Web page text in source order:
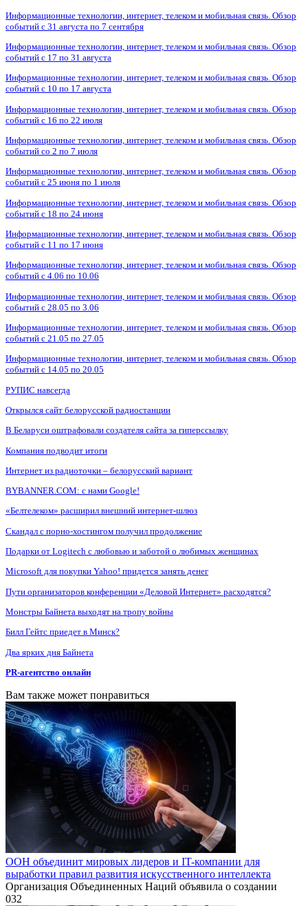
Информационные технологии, интернет, телеком и мобильная связь. Обзор
событий с 31 августа по 7 сентября
Информационные технологии, интернет, телеком и мобильная связь. Обзор
событий с 17 по 31 августа
Информационные технологии, интернет, телеком и мобильная связь. Обзор
событий с 10 по 17 августа
Информационные технологии, интернет, телеком и мобильная связь. Обзор
событий с 16 по 22 июля
Информационные технологии, интернет, телеком и мобильная связь. Обзор
событий со 2 по 7 июля
Информационные технологии, интернет, телеком и мобильная связь. Обзор
событий с 25 июня по 1 июля
Информационные технологии, интернет, телеком и мобильная связь. Обзор
событий с 18 по 24 июня
Информационные технологии, интернет, телеком и мобильная связь. Обзор
событий с 11 по 17 июня
Информационные технологии, интернет, телеком и мобильная связь. Обзор
событий с 4.06 по 10.06
Информационные технологии, интернет, телеком и мобильная связь. Обзор
событий с 28.05 по 3.06
Информационные технологии, интернет, телеком и мобильная связь. Обзор
событий с 21.05 по 27.05
Информационные технологии, интернет, телеком и мобильная связь. Обзор
событий с 14.05 по 20.05
РУПИС навсегда
Открылся сайт белорусской радиостанции
В Беларуси оштрафовали создателя сайта за гиперссылку
Компания подводит итоги
Интернет из радиоточки – белорусский вариант
BYBANNER.COM: c нами Google!
«Белтелеком» расширил внешний интернет-шлюз
Скандал с порно-хостингом получил продолжение
Подарки от Logitech с любовью и заботой о любимых женщинах
Microsoft для покупки Yahoo! придется занять денег
Пути организаторов конференции «Деловой Интернет» расходятся?
Монстры Байнета выходят на тропу войны
Билл Гейтс приедет в Минск?
Два ярких дня Байнета
PR-агентство онлайн
Вам также может понравиться
ООН объединит мировых лидеров и IT-компании для
выработки правил развития искусственного интеллекта
Организация Объединенных Наций объявила о создании
032